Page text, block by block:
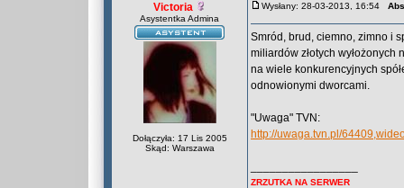
Victoria
Asystentka Admina
Dołączyła: 17 Lis 2005
Skąd: Warszawa
Wysłany: 28-03-2013, 16:54
Smród, brud, ciemno, zimno i
miliardów złotych
na wiele konkurencyjnych
odnowionymi dworcami.
"Uwaga" TVN:
http://uwaga.tvn.pl/
ZRZUTKA NA SERWER